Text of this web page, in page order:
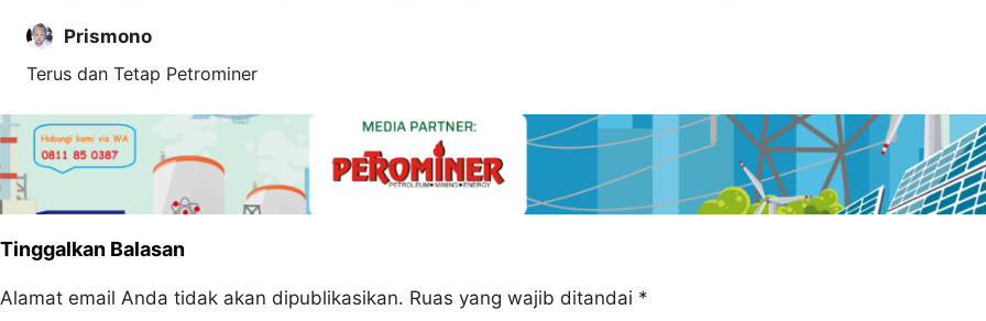
Prismono
Terus dan Tetap Petrominer
Tinggalkan Balasan
Alamat email Anda tidak akan dipublikasikan. Ruas yang wajib ditandai *